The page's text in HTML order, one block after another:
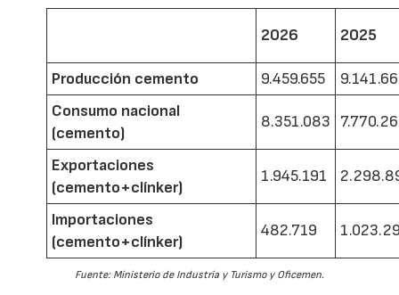
2026 2025
Producción cemento 9.459.655
Consumo nacional
(cemento)
8.351.083
Exportaciones
(cemento+clínker)
1.945.191
Importaciones
(cemento+clínker)
482.719
Fuente: Ministerio de Industria y Turismo y Oficemen.